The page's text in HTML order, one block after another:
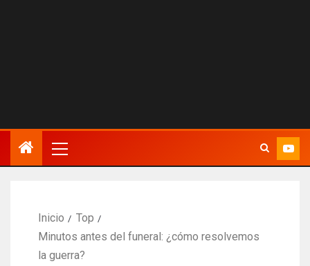
Inicio
Top
Minutos antes del funeral: ¿cómo resolvemos
la guerra?